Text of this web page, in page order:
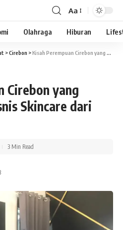
Aa
Olahraga Hiburan
>Cirebon >Kisah Perempuan Cirebon yang Sukses Rintis Bisnis Skincare dari Rumah
Cirebon yang
Skincare dari
3 Min Read